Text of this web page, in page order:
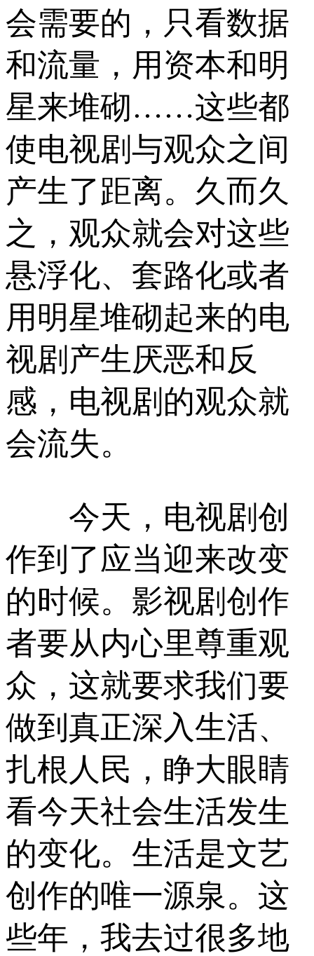
会需要的，只看数据
和流量，用资本和明
星来堆砌……这些都
使电视剧与观众之间
产生了距离。久而久
之，观众就会对这些
悬浮化、套路化或者
用明星堆砌起来的电
视剧产生厌恶和反
感，电视剧的观众就
会流失。
今天，电视剧创
作到了应当迎来改变
的时候。影视剧创作
者要从内心里尊重观
众，这就要求我们要
做到真正深入生活、
扎根人民，睁大眼睛
看今天社会生活发生
的变化。生活是文艺
创作的唯一源泉。这
些年，我去过很多地